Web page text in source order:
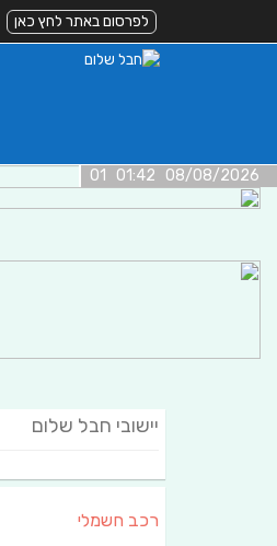
לפרסום באתר לחץ כאן
08/08/2026 01:42 01
יישובי חבל שלום
רכב חשמלי